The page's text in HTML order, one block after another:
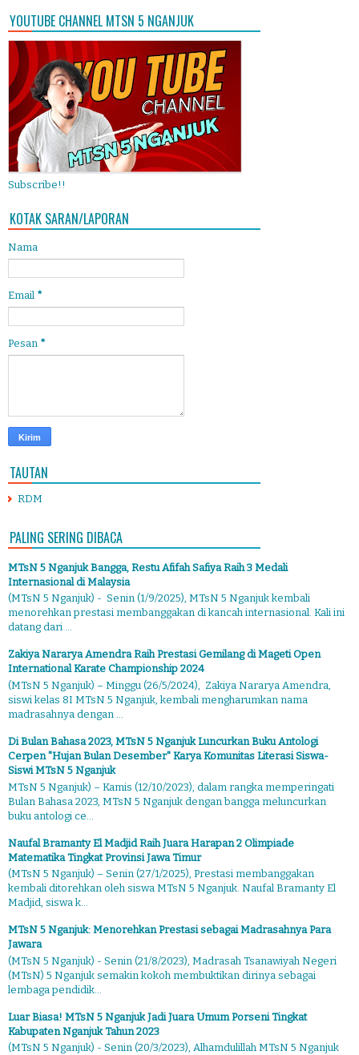
YOUTUBE CHANNEL MTSN 5 NGANJUK
Subscribe!!
KOTAK SARAN/LAPORAN
Nama
Email *
Pesan *
TAUTAN
RDM
PALING SERING DIBACA
MTsN 5 Nganjuk Bangga, Restu Afifah Safiya Raih 3 Medali
Internasional di Malaysia
(MTsN 5 Nganjuk) - Senin (1/9/2025), MTsN 5 Nganjuk kembali
menorehkan prestasi membanggakan di kancah internasional. Kali ini
datang dari ...
Zakiya Nararya Amendra Raih Prestasi Gemilang di Mageti Open
International Karate Championship 2024
(MTsN 5 Nganjuk) – Minggu (26/5/2024), Zakiya Nararya Amendra,
siswi kelas 8I MTsN 5 Nganjuk, kembali mengharumkan nama
madrasahnya dengan ...
Di Bulan Bahasa 2023, MTsN 5 Nganjuk Luncurkan Buku Antologi
Cerpen "Hujan Bulan Desember" Karya Komunitas Literasi Siswa-
Siswi MTsN 5 Nganjuk
MTsN 5 Nganjuk) – Kamis (12/10/2023), dalam rangka memperingati
Bulan Bahasa 2023, MTsN 5 Nganjuk dengan bangga meluncurkan
buku antologi ce...
Naufal Bramanty El Madjid Raih Juara Harapan 2 Olimpiade
Matematika Tingkat Provinsi Jawa Timur
(MTsN 5 Nganjuk) – Senin (27/1/2025), Prestasi membanggakan
kembali ditorehkan oleh siswa MTsN 5 Nganjuk. Naufal Bramanty El
Madjid, siswa k...
MTsN 5 Nganjuk: Menorehkan Prestasi sebagai Madrasahnya Para
Jawara
(MTsN 5 Nganjuk) - Senin (21/8/2023), Madrasah Tsanawiyah Negeri
(MTsN) 5 Nganjuk semakin kokoh membuktikan dirinya sebagai
lembaga pendidik...
Luar Biasa! MTsN 5 Nganjuk Jadi Juara Umum Porseni Tingkat
Kabupaten Nganjuk Tahun 2023
(MTsN 5 Nganjuk) - Senin (20/3/2023), Alhamdulillah MTsN 5 Nganjuk